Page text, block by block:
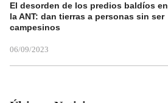
El desorden de los predios baldíos en
la ANT: dan tierras a personas sin ser
campesinos
06/09/2023